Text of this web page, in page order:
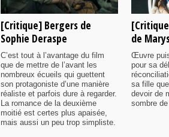
[Critique] Bergers de
Sophie Deraspe
C’est tout à l’avantage du film
que de mettre de l’avant les
nombreux écueils qui guettent
son protagoniste d’une manière
réaliste et parfois dure à regarder.
La romance de la deuxième
moitié est certes plus apaisée,
mais aussi un peu trop simpliste.
de
Œuvre
pour sa
sa fille
devoir de
sombre de